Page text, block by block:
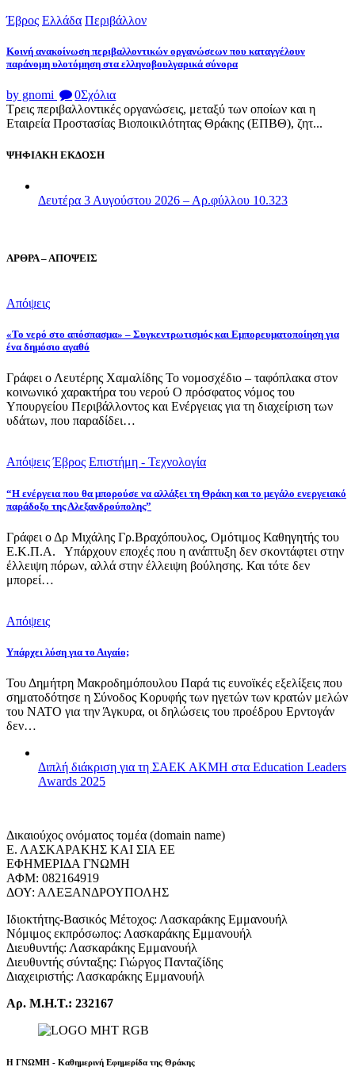
Έβρος Ελλάδα Περιβάλλον
Κοινή ανακοίνωση περιβαλλοντικών οργανώσεων που καταγγέλουν
παράνομη υλοτόμηση στα ελληνοβουλγαρικά σύνορα
by gnomi 0Σχόλια
Τρεις περιβαλλοντικές οργανώσεις, μεταξύ των οποίων και η
Εταιρεία Προστασίας Βιοποικιλότητας Θράκης (ΕΠΒΘ), ζητ...
ΨΗΦΙΑΚΗ ΕΚΔΟΣΗ
Δευτέρα 3 Αυγούστου 2026 – Αρ.φύλλου 10.323
ΑΡΘΡΑ – ΑΠΟΨΕΙΣ
Απόψεις
«Το νερό στο απόσπασμα» – Συγκεντρωτισμός και Εμπορευματοποίηση για
ένα δημόσιο αγαθό
Γράφει ο Λευτέρης Χαμαλίδης Το νομοσχέδιο – ταφόπλακα στον
κοινωνικό χαρακτήρα του νερού Ο πρόσφατος νόμος του
Υπουργείου Περιβάλλοντος και Ενέργειας για τη διαχείριση των
υδάτων, που παραδίδει…
Απόψεις Έβρος Επιστήμη - Τεχνολογία
“Η ενέργεια που θα μπορούσε να αλλάξει τη Θράκη και το μεγάλο ενεργειακό
παράδοξο της Αλεξανδρούπολης”
Γράφει ο Δρ Μιχάλης Γρ.Βραχόπουλος, Ομότιμος Καθηγητής του
Ε.Κ.Π.Α. Υπάρχουν εποχές που η ανάπτυξη δεν σκοντάφτει στην
έλλειψη πόρων, αλλά στην έλλειψη βούλησης. Και τότε δεν
μπορεί…
Απόψεις
Υπάρχει λύση για το Αιγαίο;
Του Δημήτρη Μακροδημόπουλου Παρά τις ευνοϊκές εξελίξεις που
σηματοδότησε η Σύνοδος Κορυφής των ηγετών των κρατών μελών
του ΝΑΤΟ για την Άγκυρα, οι δηλώσεις του προέδρου Ερντογάν
δεν…
Διπλή διάκριση για τη ΣΑΕΚ ΑΚΜΗ στα Education Leaders
Awards 2025
Δικαιούχος ονόματος τομέα (domain name)
Ε. ΛΑΣΚΑΡΑΚΗΣ ΚΑΙ ΣΙΑ ΕΕ
ΕΦΗΜΕΡΙΔΑ ΓΝΩΜΗ
ΑΦΜ: 082164919
ΔΟΥ: ΑΛΕΞΑΝΔΡΟΥΠΟΛΗΣ
Ιδιοκτήτης-Βασικός Μέτοχος: Λασκαράκης Εμμανουήλ
Νόμιμος εκπρόσωπος: Λασκαράκης Εμμανουήλ
Διευθυντής: Λασκαράκης Εμμανουήλ
Διευθυντής σύνταξης: Γιώργος Πανταζίδης
Διαχειριστής: Λασκαράκης Εμμανουήλ
Αρ. Μ.Η.Τ.: 232167
Η ΓΝΩΜΗ - Καθημερινή Εφημερίδα της Θράκης